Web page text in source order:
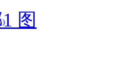
)
图